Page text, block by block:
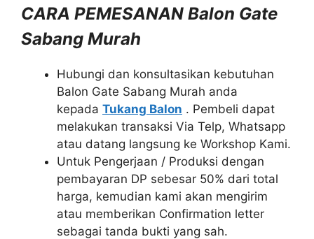
CARA PEMESANAN Balon Gate
Sabang Murah
Hubungi dan konsultasikan kebutuhan
Balon Gate Sabang Murah anda
kepada Tukang Balon . Pembeli dapat
melakukan transaksi Via Telp, Whatsapp
atau datang langsung ke Workshop Kami.
Untuk Pengerjaan / Produksi dengan
pembayaran DP sebesar 50% dari total
harga, kemudian kami akan mengirim
atau memberikan Confirmation letter
sebagai tanda bukti yang sah.